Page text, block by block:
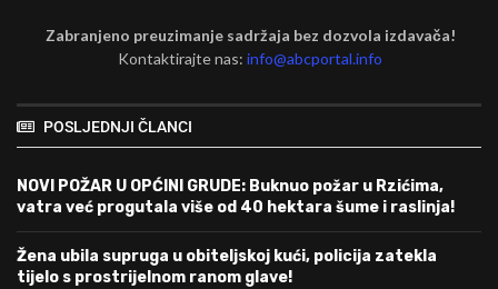
Zabranjeno preuzimanje sadržaja bez dozvola izdavača!
Kontaktirajte nas:info@abcportal.info
POSLJEDNJI ČLANCI
NOVI POŽAR U OPĆINI GRUDE: Buknuo požar u Rzićima,
vatra već progutala više od 40 hektara šume i raslinja!
Žena ubila supruga u obiteljskoj kući, policija zatekla
tijelo s prostrijelnom ranom glave!